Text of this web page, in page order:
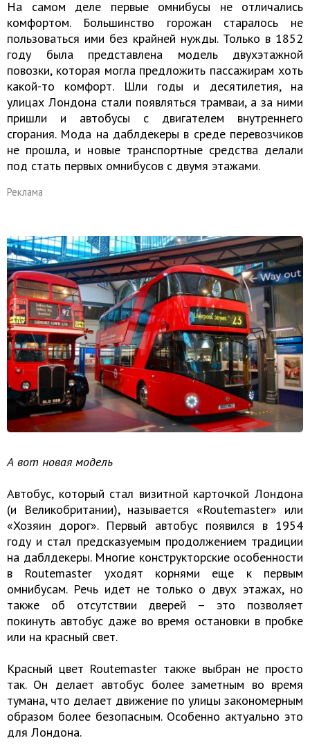
На самом деле первые омнибусы не отличались
комфортом. Большинство горожан старалось не
пользоваться ими без крайней нужды. Только в 1852
году была представлена модель двухэтажной
повозки, которая могла предложить пассажирам хоть
какой-то комфорт. Шли годы и десятилетия, на
улицах Лондона стали появляться трамваи, а за ними
пришли и автобусы с двигателем внутреннего
сгорания. Мода на даблдекеры в среде перевозчиков
не прошла, и новые транспортные средства делали
под стать первых омнибусов с двумя этажами.
Реклама
А вот новая модель
Автобус, который стал визитной карточкой Лондона
(и Великобритании), называется «Routemaster» или
«Хозяин дорог». Первый автобус появился в 1954
году и стал предсказуемым продолжением традиции
на даблдекеры. Многие конструкторские особенности
в Routemaster уходят корнями еще к первым
омнибусам. Речь идет не только о двух этажах, но
также об отсутствии дверей – это позволяет
покинуть автобус даже во время остановки в пробке
или на красный свет.
Красный цвет Routemaster также выбран не просто
так. Он делает автобус более заметным во время
тумана, что делает движение по улицы закономерным
образом более безопасным. Особенно актуально это
для Лондона.